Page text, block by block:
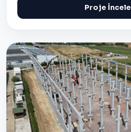
Proje İncele